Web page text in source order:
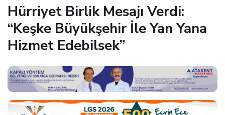
Hürriyet Birlik Mesajı Verdi:
“Keşke Büyükşehir İle Yan Yana
Hizmet Edebilsek”